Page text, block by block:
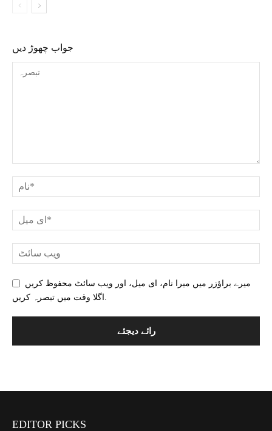
جواب چھوڑ دیں
میرے براؤزر میں میرا نام، ای میل، اور ویب سائٹ محفوظ کریں
EDITOR PICKS